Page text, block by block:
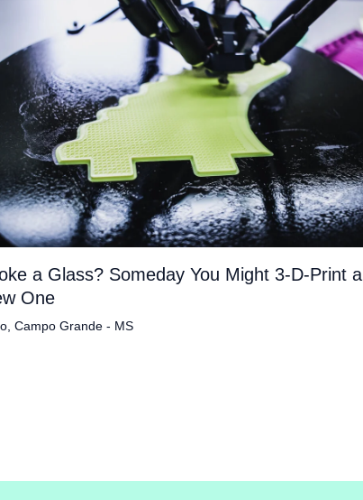
a Glass? Someday You Might 3-D-Print a
One
, Campo Grande - MS